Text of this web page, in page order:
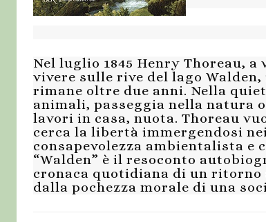
Nel luglio 1845 Henry Thoreau,
vivere sulle rive del lago
rimane oltre due anni. Nella
animali, passeggia nella natura
lavori in casa, nuota. Thoreau
cerca la libertà immergendosi
consapevolezza ambientalista e
“Walden” è il resoconto
cronaca quotidiana di un ritorno
dalla pochezza morale di una